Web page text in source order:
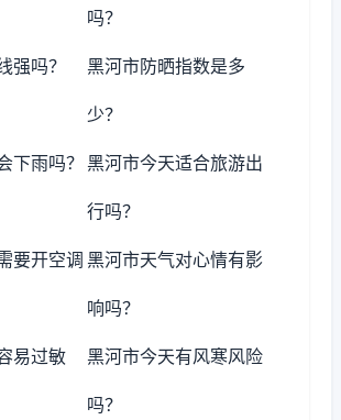
吗？
强吗？ 黑河市防晒指数是多
少？
下雨吗？ 黑河市今天适合旅游出
行吗？
要开空调 黑河市天气对心情有影
响吗？
易过敏 黑河市今天有风寒风险
吗？